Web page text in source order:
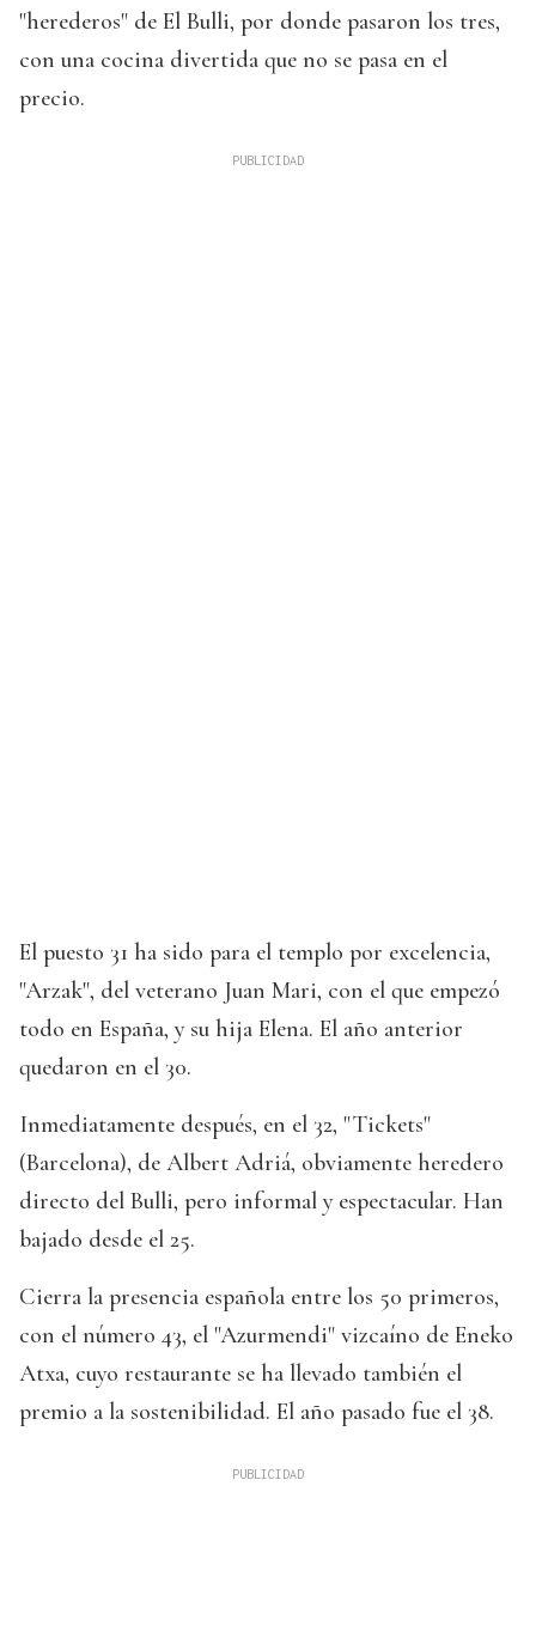
"herederos" de El Bulli, por donde pasaron los tres,
con una cocina divertida que no se pasa en el
precio.
El puesto 31 ha sido para el templo por excelencia,
"Arzak", del veterano Juan Mari, con el que empezó
todo en España, y su hija Elena. El año anterior
quedaron en el 30.
Inmediatamente después, en el 32, "Tickets"
(Barcelona), de Albert Adriá, obviamente heredero
directo del Bulli, pero informal y espectacular. Han
bajado desde el 25.
Cierra la presencia española entre los 50 primeros,
con el número 43, el "Azurmendi" vizcaíno de Eneko
Atxa, cuyo restaurante se ha llevado también el
premio a la sostenibilidad. El año pasado fue el 38.